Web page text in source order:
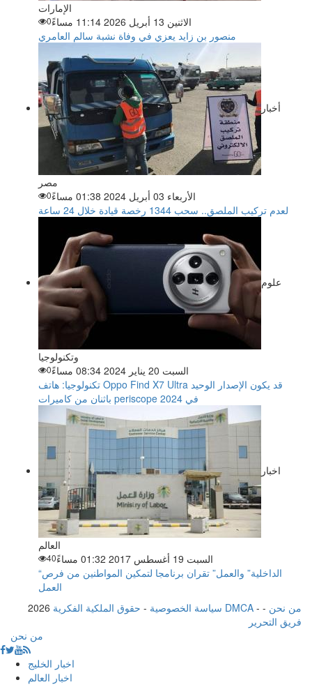
الإمارات
الاثنين 13 أبريل 2026 11:14 مساءً
0
منصور بن زايد يعزي في وفاة نشبة سالم العامري
أخبار
مصر
الأربعاء 03 أبريل 2024 01:38 مساءً
0
لعدم تركيب الملصق.. سحب 1344 رخصة قيادة خلال 24 ساعة
علوم
وتكنولوجيا
السبت 20 يناير 2024 08:34 مساءً
0
تكنولوجيا: هاتف Oppo Find X7 Ultra قد يكون الإصدار الوحيد
باثنان من كاميرات periscope في 2024
اخبار
العالم
السبت 19 أغسطس 2017 01:32 مساءً
40
“الداخلية” والعمل” تقران برنامجا لتمكين المواطنين من فرص
العمل
2026
سياسة الخصوصية - حقوق الملكية الفكرية DMCA - من نحن -
فريق التحرير
من نحن
اخبار الخليج
اخبار العالم